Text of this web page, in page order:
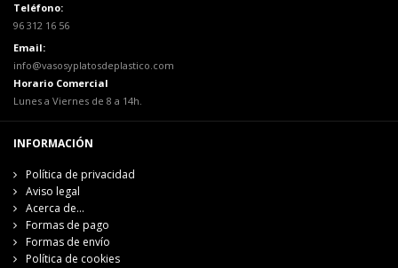
Teléfono:
96 312 16 56
Email:
info@vasosyplatosdeplastico.com
Horario Comercial
Lunes a Viernes de 8 a 14h.
INFORMACIÓN
Política de privacidad
Aviso legal
Acerca de...
Formas de pago
Formas de envío
Política de cookies